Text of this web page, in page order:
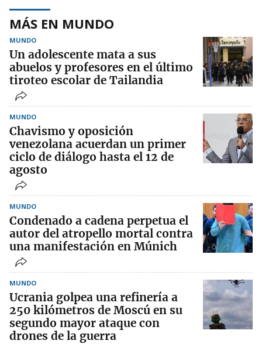
MÁS EN MUNDO
MUNDO
Un adolescente mata a sus
abuelos y profesores en el último
tiroteo escolar de Tailandia
MUNDO
Chavismo y oposición
venezolana acuerdan un primer
ciclo de diálogo hasta el 12 de
agosto
MUNDO
Condenado a cadena perpetua el
autor del atropello mortal contra
una manifestación en Múnich
MUNDO
Ucrania golpea una refinería a
250 kilómetros de Moscú en su
segundo mayor ataque con
drones de la guerra